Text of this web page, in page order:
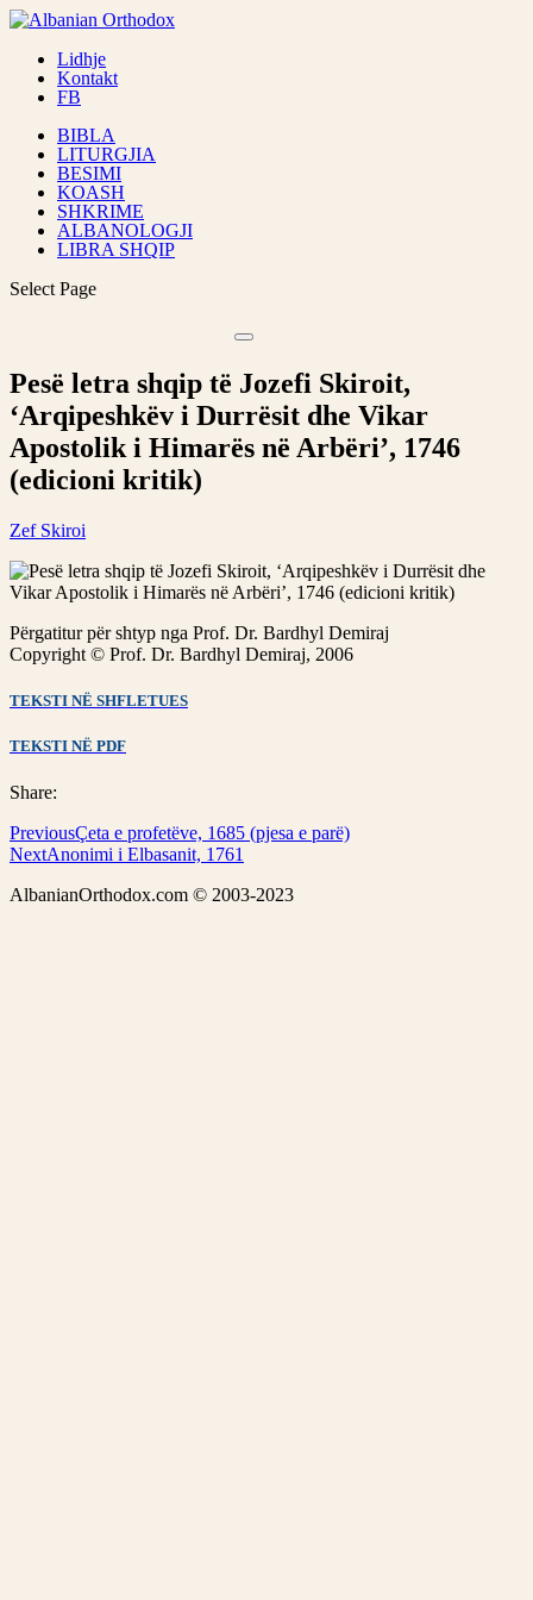
Lidhje
Kontakt
FB
BIBLA
LITURGJIA
BESIMI
KOASH
SHKRIME
ALBANOLOGJI
LIBRA SHQIP
Select Page
Pesë letra shqip të Jozefi Skiroit,
‘Arqipeshkëv i Durrësit dhe Vikar
Apostolik i Himarës në Arbëri’, 1746
(edicioni kritik)
Zef Skiroi
Përgatitur për shtyp nga Prof. Dr. Bardhyl Demiraj
Copyright © Prof. Dr. Bardhyl Demiraj, 2006
TEKSTI NË SHFLETUES
TEKSTI NË PDF
Share:
PreviousÇeta e profetëve, 1685 (pjesa e parë)
NextAnonimi i Elbasanit, 1761
AlbanianOrthodox.com © 2003-2023